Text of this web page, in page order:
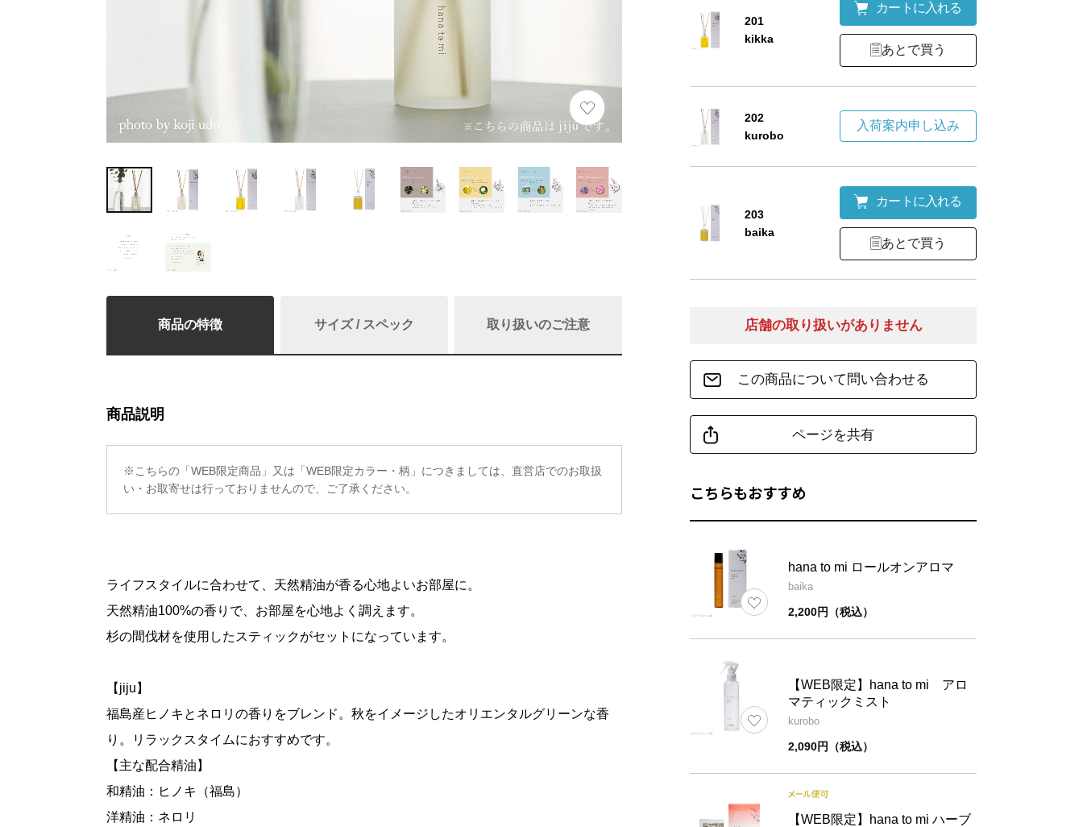
商品の特徴 サイズ / スペック 取り扱いのご注意
商品説明
※こちらの「WEB限定商品」又は「WEB限定カラー・柄」につきましては、直営店でのお取扱
い・お取寄せは行っておりませんので、ご了承ください。
ライフスタイルに合わせて、天然精油が香る心地よいお部屋に。
天然精油100%の香りで、お部屋を心地よく調えます。
杉の間伐材を使用したスティックがセットになっています。
【jiju】
福島産ヒノキとネロリの香りをブレンド。秋をイメージしたオリエンタルグリーンな香
り。リラックスタイムにおすすめです。
【主な配合精油】
和精油：ヒノキ（福島）
洋精油：ネロリ
商品詳細
成分
チバー、サンダルウ
ロリ ）、溶剤
名称
精油（ユーカリ・グ
ベンダー・スパイ
剤
201
kikka
カートに入れる
あとで買う
202
kurobo
入荷案内申し込み
203
baika
カートに入れる
あとで買う
こちらもおすすめ
hana to mi ロールオンアロマ
baika
2,200円（税込）
【WEB限定】hana to mi アロ
マティックミスト
kurobo
2,090円（税込）
【WEB限定】hana to mi ハーブ
この商品について問い合わせる
ページを共有
店舗の取り扱いがありません